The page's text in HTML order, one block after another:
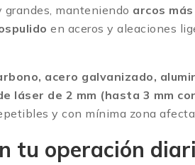
grandes, manteniendo arcos
en aceros y aleaciones
acero galvanizado,
láser de 2 mm (hasta 3 mm
y con mínima zona
tu operación